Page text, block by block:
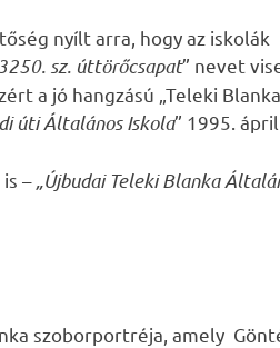
nyílt arra, hogy az iskolák
sz. úttörőcsapat” nevet
a jó hangzású „Teleki
úti Általános Iskola” 1995.
–„Újbudai Teleki Blanka
szoborportréja, amely